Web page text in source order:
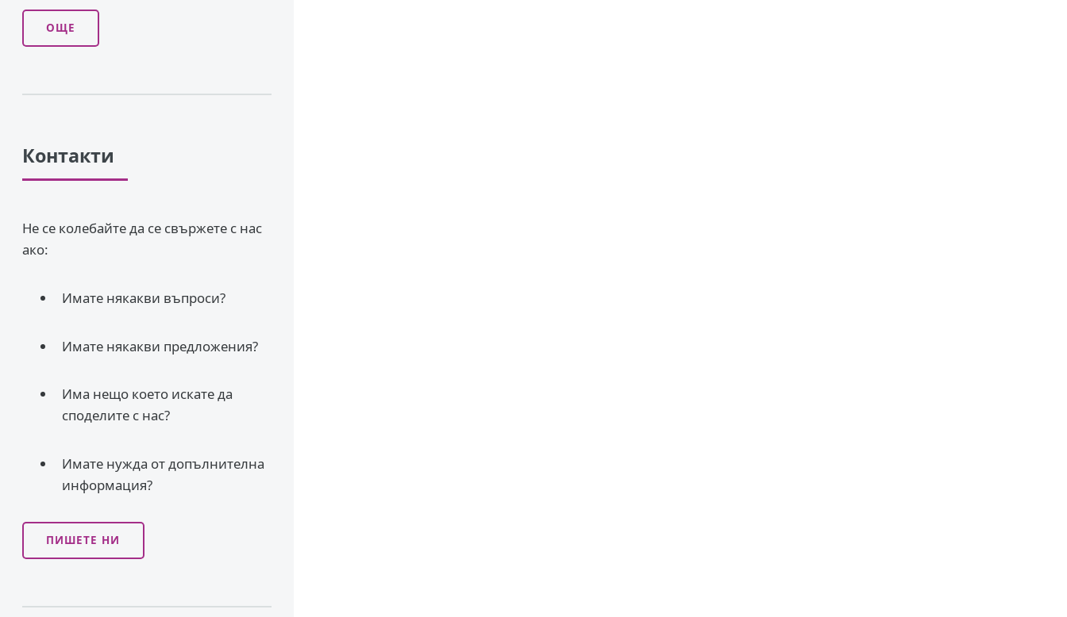
ОЩЕ
Контакти
Не се колебайте да се свържете с нас
ако:
Имате някакви въпроси?
Имате някакви предложения?
Има нещо което искате да
споделите с нас?
Имате нужда от допълнителна
информация?
ПИШЕТЕ НИ